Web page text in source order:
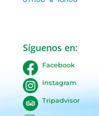
Síguenos en:
Facebook
Instagram
Tripadvisor